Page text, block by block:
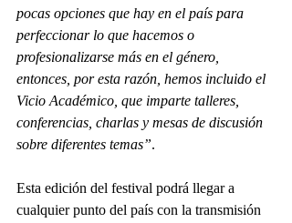
pocas opciones que hay en el país para
perfeccionar lo que hacemos o
profesionalizarse más en el género,
entonces, por esta razón, hemos incluido el
Vicio Académico, que imparte talleres,
conferencias, charlas y mesas de discusión
sobre diferentes temas”.
Esta edición del festival podrá llegar a
cualquier punto del país con la transmisión